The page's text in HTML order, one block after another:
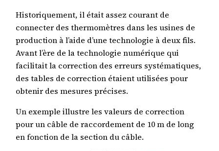
Historiquement, il était assez courant de
connecter des thermomètres dans les usines de
production à l’aide d’une technologie à deux fils.
Avant l’ère de la technologie numérique qui
facilitait la correction des erreurs systématiques,
des tables de correction étaient utilisées pour
obtenir des mesures précises.
Un exemple illustre les valeurs de correction
pour un câble de raccordement de 10 m de long
en fonction de la section du câble.